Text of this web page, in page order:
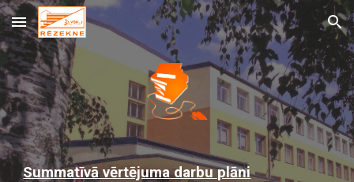
Skip to main content Skip to navigation
Summatīvā vērtējumadarbu plāni